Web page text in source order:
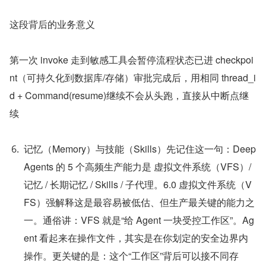
这段背后的业务意义
第一次 invoke 走到敏感工具会暂停流程状态已进 checkpoi
nt（可持久化到数据库/存储）审批完成后，用相同 thread_i
d + Command(resume)继续不会从头跑，直接从中断点继
续
记忆（Memory）与技能（Skills）先记住这一句：Deep
Agents 的 5 个高频生产能力是 虚拟文件系统（VFS）/
记忆 / 长期记忆 / Skills / 子代理。6.0 虚拟文件系统（V
FS）强解释这是最容易被低估、但生产最关键的能力之
一。通俗讲：VFS 就是“给 Agent 一块受控工作区”。Ag
ent 看起来在操作文件，其实是在你划定的安全边界内
操作。更关键的是：这个“工作区”背后可以接不同存